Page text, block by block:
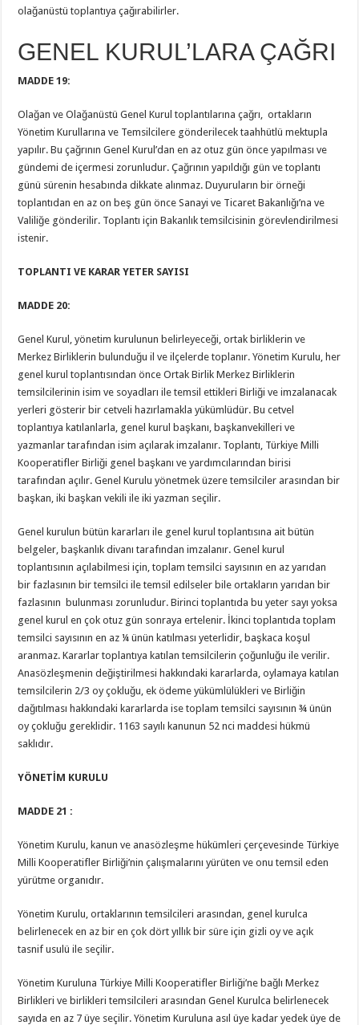
olağanüstü toplantıya çağırabilirler.
GENEL KURUL’LARA ÇAĞRI
MADDE 19:
Olağan ve Olağanüstü Genel Kurul toplantılarına çağrı, ortakların
Yönetim Kurullarına ve Temsilcilere gönderilecek taahhütlü mektupla
yapılır. Bu çağrının Genel Kurul’dan en az otuz gün önce yapılması ve
gündemi de içermesi zorunludur. Çağrının yapıldığı gün ve toplantı
günü sürenin hesabında dikkate alınmaz. Duyuruların bir örneği
toplantıdan en az on beş gün önce Sanayi ve Ticaret Bakanlığı’na ve
Valiliğe gönderilir. Toplantı için Bakanlık temsilcisinin görevlendirilmesi
istenir.
TOPLANTI VE KARAR YETER SAYISI
MADDE 20:
Genel Kurul, yönetim kurulunun belirleyeceği, ortak birliklerin ve
Merkez Birliklerin bulunduğu il ve ilçelerde toplanır. Yönetim Kurulu, her
genel kurul toplantısından önce Ortak Birlik Merkez Birliklerin
temsilcilerinin isim ve soyadları ile temsil ettikleri Birliği ve imzalanacak
yerleri gösterir bir cetveli hazırlamakla yükümlüdür. Bu cetvel
toplantıya katılanlarla, genel kurul başkanı, başkanvekilleri ve
yazmanlar tarafından isim açılarak imzalanır. Toplantı, Türkiye Milli
Kooperatifler Birliği genel başkanı ve yardımcılarından birisi
tarafından açılır. Genel Kurulu yönetmek üzere temsilciler arasından bir
başkan, iki başkan vekili ile iki yazman seçilir.
Genel kurulun bütün kararları ile genel kurul toplantısına ait bütün
belgeler, başkanlık divanı tarafından imzalanır. Genel kurul
toplantısının açılabilmesi için, toplam temsilci sayısının en az yarıdan
bir fazlasının bir temsilci ile temsil edilseler bile ortakların yarıdan bir
fazlasının bulunması zorunludur. Birinci toplantıda bu yeter sayı yoksa
genel kurul en çok otuz gün sonraya ertelenir. İkinci toplantıda toplam
temsilci sayısının en az ¼ ünün katılması yeterlidir, başkaca koşul
aranmaz. Kararlar toplantıya katılan temsilcilerin çoğunluğu ile verilir.
Anasözleşmenin değiştirilmesi hakkındaki kararlarda, oylamaya katılan
temsilcilerin 2/3 oy çokluğu, ek ödeme yükümlülükleri ve Birliğin
dağıtılması hakkındaki kararlarda ise toplam temsilci sayısının ¾ ünün
oy çokluğu gereklidir. 1163 sayılı kanunun 52 nci maddesi hükmü
saklıdır.
YÖNETİM KURULU
MADDE 21 :
Yönetim Kurulu, kanun ve anasözleşme hükümleri çerçevesinde Türkiye
Milli Kooperatifler Birliği’nin çalışmalarını yürüten ve onu temsil eden
yürütme organıdır.
Yönetim Kurulu, ortaklarının temsilcileri arasından, genel kurulca
belirlenecek en az bir en çok dört yıllık bir süre için gizli oy ve açık
tasnif usulü ile seçilir.
Yönetim Kuruluna Türkiye Milli Kooperatifler Birliği’ne bağlı Merkez
Birlikleri ve birlikleri temsilcileri arasından Genel Kurulca belirlenecek
sayıda en az 7 üye seçilir. Yönetim Kuruluna asıl üye kadar yedek üye de